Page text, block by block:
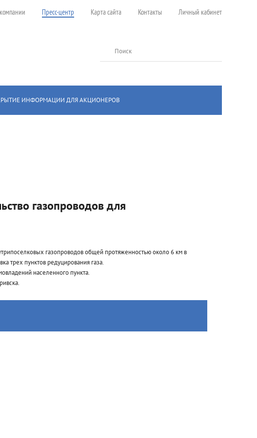
Пресс-центр Карта сайта Контакты Личный кабинет
Поиск
ИНФОРМАЦИИ ДЛЯ АКЦИОНЕРОВ
газопроводов для
газопроводов общей протяженностью около 6 км в
трех пунктов редуцирования газа.
населенного пункта.